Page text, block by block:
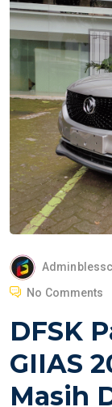
No Comments
DFSK
GIIAS
Masih